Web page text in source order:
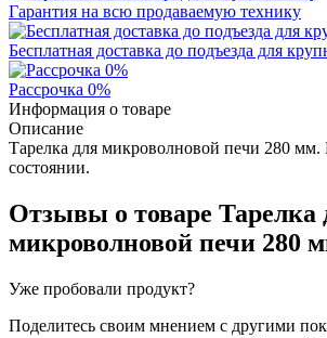
Гарантия на всю продаваемую технику
Бесплатная доставка до подъезда для
Рассрочка 0%
Информация о товаре
Описание
Тарелка для микроволновой печи 280
состоянии.
Отзывы о товаре Тарелка
микроволновой печи 280
Уже пробовали продукт?
Поделитесь своим мнением с другими